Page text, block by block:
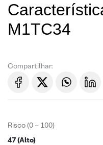
M1TC34
Compartilhar:
Risco (0 – 100)
47 (Alto)